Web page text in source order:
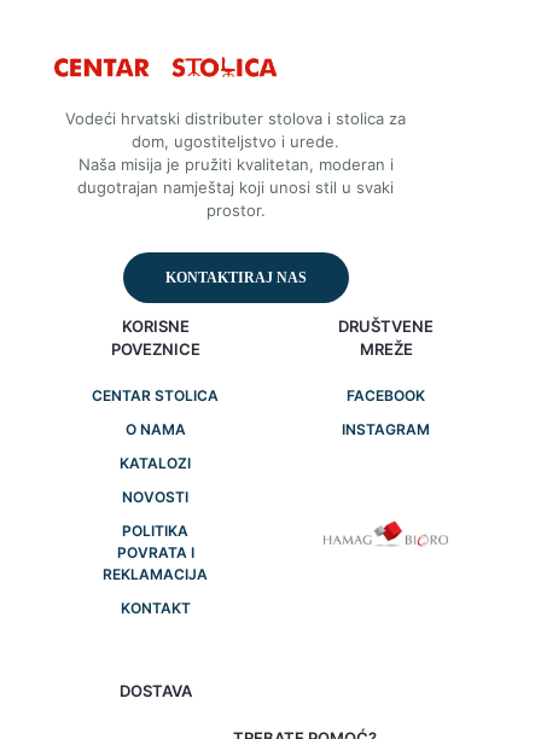
Vodeći hrvatski distributer stolova i stolica za
dom, ugostiteljstvo i urede.
Naša misija je pružiti kvalitetan, moderan i
dugotrajan namještaj koji unosi stil u svaki
prostor.
KONTAKTIRAJ NAS
KORISNE
POVEZNICE
CENTAR STOLICA
O NAMA
KATALOZI
NOVOSTI
POLITIKA
POVRATA I
REKLAMACIJA
KONTAKT
DOSTAVA
DRUŠTVENE
MREŽE
FACEBOOK
INSTAGRAM